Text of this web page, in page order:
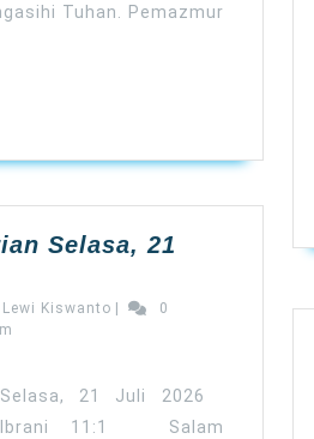
Tuhan. Pemazmur
Selasa, 21
Lewi KiswantoLewi
0
Selasa, 21 Juli 2026
Ibrani 11:1 Salam